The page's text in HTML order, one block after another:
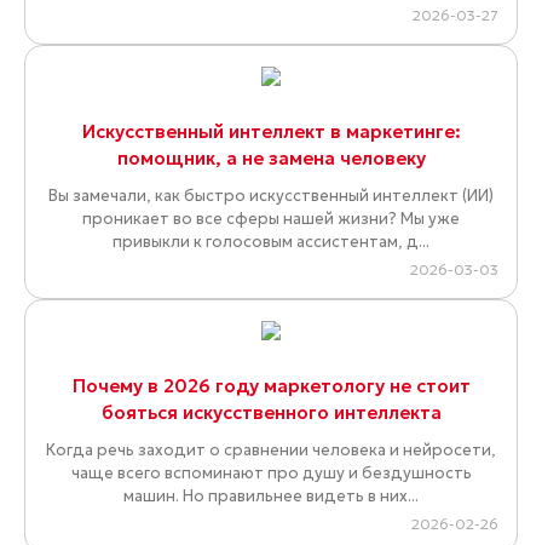
2026-03-27
Искусственный интеллект в маркетинге:
помощник, а не замена человеку
Вы замечали, как быстро искусственный интеллект (ИИ)
проникает во все сферы нашей жизни? Мы уже
привыкли к голосовым ассистентам, д...
2026-03-03
Почему в 2026 году маркетологу не стоит
бояться искусственного интеллекта
Когда речь заходит о сравнении человека и нейросети,
чаще всего вспоминают про душу и бездушность
машин. Но правильнее видеть в них...
2026-02-26